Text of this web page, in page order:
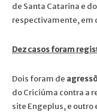
de Santa Catarina e
respectivamente, em
Dez casos foram
Dois foram de
do Criciúma contra a
site Engeplus, e outro